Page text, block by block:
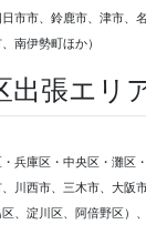
市市、鈴鹿市、津市、
南伊勢町ほか）
出張エリ
兵庫区・中央区・灘区
川西市、三木市、大阪
、淀川区、阿倍野区）